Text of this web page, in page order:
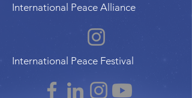
International Peace Alliance
International Peace Festival